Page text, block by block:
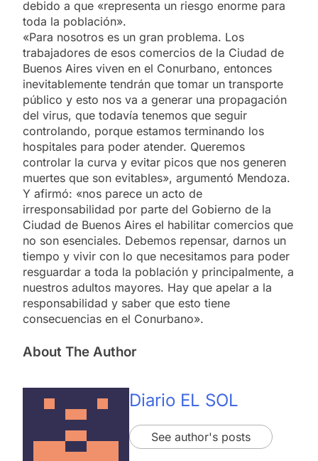
debido a que «representa un riesgo enorme para
toda la población».
«Para nosotros es un gran problema. Los
trabajadores de esos comercios de la Ciudad de
Buenos Aires viven en el Conurbano, entonces
inevitablemente tendrán que tomar un transporte
público y esto nos va a generar una propagación
del virus, que todavía tenemos que seguir
controlando, porque estamos terminando los
hospitales para poder atender. Queremos
controlar la curva y evitar picos que nos generen
muertes que son evitables», argumentó Mendoza.
Y afirmó: «nos parece un acto de
irresponsabilidad por parte del Gobierno de la
Ciudad de Buenos Aires el habilitar comercios que
no son esenciales. Debemos repensar, darnos un
tiempo y vivir con lo que necesitamos para poder
resguardar a toda la población y principalmente, a
nuestros adultos mayores. Hay que apelar a la
responsabilidad y saber que esto tiene
consecuencias en el Conurbano».
About The Author
Diario EL SOL
See author's posts